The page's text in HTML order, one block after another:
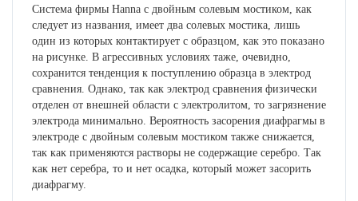
Система фирмы Hanna с двойным солевым мостиком, как
следует из названия, имеет два солевых мостика, лишь
один из которых контактирует с образцом, как это показано
на рисунке. В агрессивных условиях таже, очевидно,
сохранится тенденция к поступлению образца в электрод
сравнения. Однако, так как электрод сравнения физически
отделен от внешней области с электролитом, то загрязнение
электрода минимально. Вероятность засорения диафрагмы в
электроде с двойным солевым мостиком также снижается,
так как применяются растворы не содержащие серебро. Так
как нет серебра, то и нет осадка, который может засорить
диафрагму.